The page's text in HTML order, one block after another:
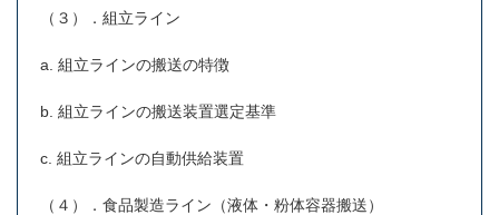
（３）．組立ライン
a. 組立ラインの搬送の特徴
b. 組立ラインの搬送装置選定基準
c. 組立ラインの自動供給装置
（４）．食品製造ライン（液体・粉体容器搬送）